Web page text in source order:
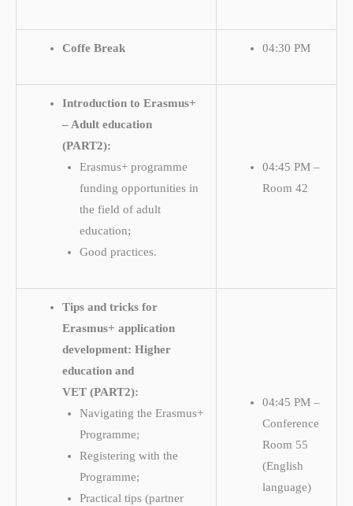
Coffe Break 04:30 PM
Introduction to Erasmus+
– Adult education
(PART2):
Erasmus+ programme
funding opportunities in
the field of adult
education;
Good practices.
04:45 PM –
Room 42
Tips and tricks for
Erasmus+ application
development: Higher
education and
VET(PART2):
Navigating the Erasmus+
Programme;
Registering with the
Programme;
Practical tips (partner
04:45 PM –
Conference
Room 55
(English
language)